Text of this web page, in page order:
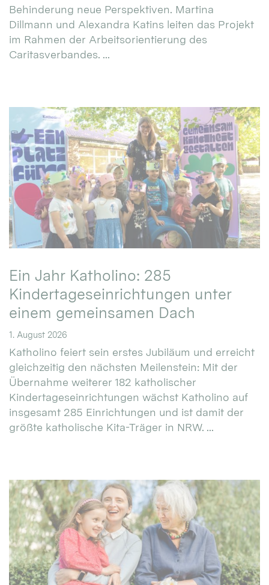
Behinderung neue Perspektiven. Martina
Dillmann und Alexandra Katins leiten das Projekt
im Rahmen der Arbeitsorientierung des
Caritasverbandes. ...
Ein Jahr Katholino: 285
Kindertageseinrichtungen unter
einem gemeinsamen Dach
1. August 2026
Katholino feiert sein erstes Jubiläum und erreicht
gleichzeitig den nächsten Meilenstein: Mit der
Übernahme weiterer 182 katholischer
Kindertageseinrichtungen wächst Katholino auf
insgesamt 285 Einrichtungen und ist damit der
größte katholische Kita-Träger in NRW. ...